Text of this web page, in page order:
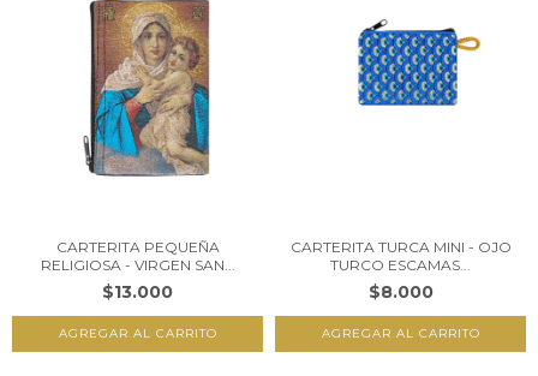
CARTERITA PEQUEÑA
RELIGIOSA - VIRGEN SAN...
$13.000
CARTERITA TURCA MINI - OJO
TURCO ESCAMAS...
$8.000